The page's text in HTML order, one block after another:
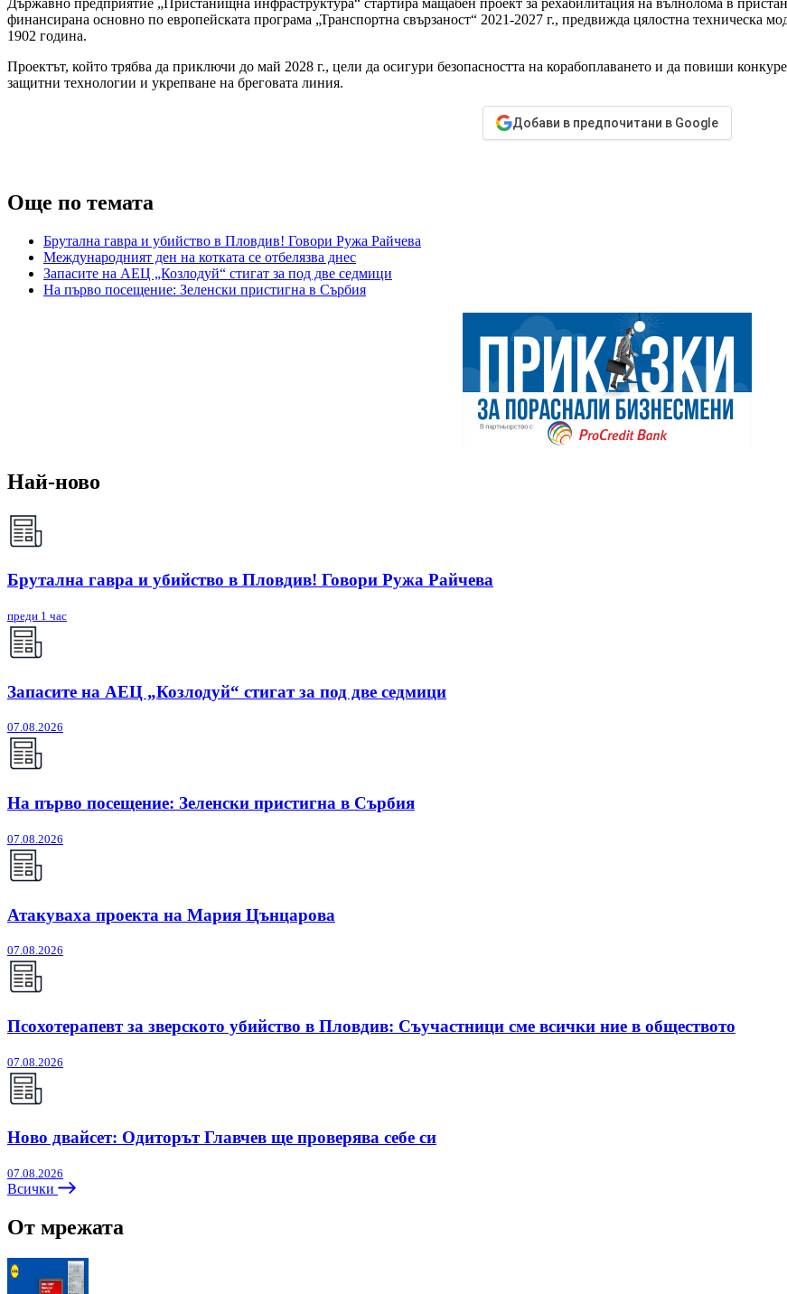
финансирана основно по европейската програма „Транспортна свързаност“ 2021-2027 г., предвижда цялостна техническа
1902 година.
Проектът, който трябва да приключи до май 2028 г., цели да осигури безопасността на корабоплаването и да повиши
защитни технологии и укрепване на бреговата линия.
Добави в предпочитани в Google
Още по темата
Брутална гавра и убийство в Пловдив! Говори Ружа Райчева
Международният ден на котката се отбелязва днес
Запасите на АЕЦ „Козлодуй“ стигат за под две седмици
На първо посещение: Зеленски пристигна в Сърбия
Най-ново
Брутална гавра и убийство в Пловдив! Говори Ружа Райчева
преди 1 час
Запасите на АЕЦ „Козлодуй“ стигат за под две седмици
07.08.2026
На първо посещение: Зеленски пристигна в Сърбия
07.08.2026
Атакуваха проекта на Мария Цънцарова
07.08.2026
Псохотерапевт за зверското убийство в Пловдив: Съучастници сме всички ние в обществото
07.08.2026
Ново двайсет: Одиторът Главчев ще проверява себе си
07.08.2026
Всички
От мрежата